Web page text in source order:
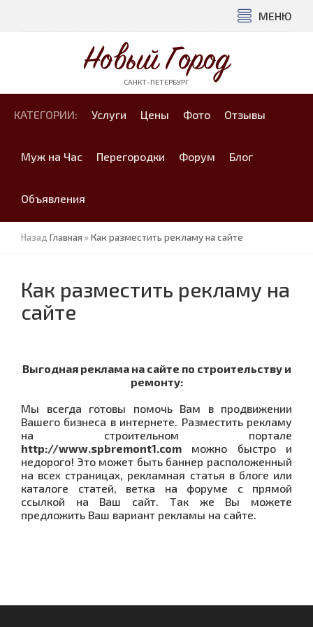
МЕНЮ
Новый Город
САНКТ-ПЕТЕРБУРГ
КАТЕГОРИИ: Услуги Цены Фото Отзывы
Муж на Час Перегородки Форум Блог
Объявления
Назад Главная »Как разместить рекламу на сайте
Как разместить рекламу на
сайте
Выгодная реклама на сайте по строительству и
ремонту:
Мы всегда готовы помочь Вам в продвижении
Вашего бизнеса в интернете. Разместить рекламу
на строительном портале
http://www.spbremont1.com можно быстро и
недорого! Это может быть баннер расположенный
на всех страницах, рекламная статья в блоге или
каталоге статей, ветка на форуме с прямой
ссылкой на Ваш сайт. Так же Вы можете
предложить Ваш вариант рекламы на сайте.